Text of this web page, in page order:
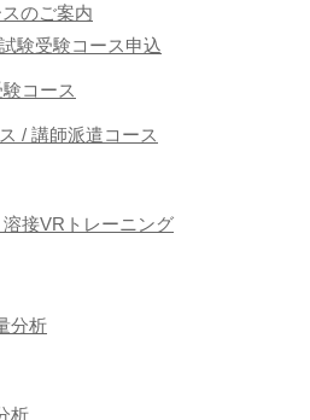
のご案内
験受験コース申込
コース
/ 講師派遣コース
接VRトレーニング
分析
析